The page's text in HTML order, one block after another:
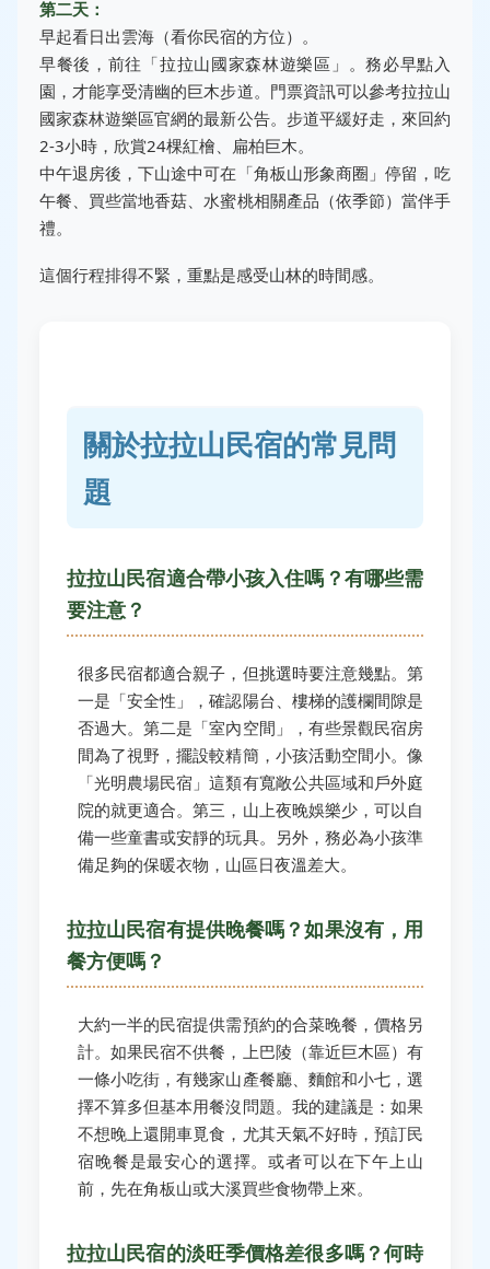
第二天：
早起看日出雲海（看你民宿的方位）。
早餐後，前往「拉拉山國家森林遊樂區」。務必早點入
園，才能享受清幽的巨木步道。門票資訊可以參考拉拉山
國家森林遊樂區官網的最新公告。步道平緩好走，來回約
2-3小時，欣賞24棵紅檜、扁柏巨木。
中午退房後，下山途中可在「角板山形象商圈」停留，吃
午餐、買些當地香菇、水蜜桃相關產品（依季節）當伴手
禮。
這個行程排得不緊，重點是感受山林的時間感。
關於拉拉山民宿的常見問
題
拉拉山民宿適合帶小孩入住嗎？有哪些需
要注意？
很多民宿都適合親子，但挑選時要注意幾點。第
一是「安全性」，確認陽台、樓梯的護欄間隙是
否過大。第二是「室內空間」，有些景觀民宿房
間為了視野，擺設較精簡，小孩活動空間小。像
「光明農場民宿」這類有寬敞公共區域和戶外庭
院的就更適合。第三，山上夜晚娛樂少，可以自
備一些童書或安靜的玩具。另外，務必為小孩準
備足夠的保暖衣物，山區日夜溫差大。
拉拉山民宿有提供晚餐嗎？如果沒有，用
餐方便嗎？
大約一半的民宿提供需預約的合菜晚餐，價格另
計。如果民宿不供餐，上巴陵（靠近巨木區）有
一條小吃街，有幾家山產餐廳、麵館和小七，選
擇不算多但基本用餐沒問題。我的建議是：如果
不想晚上還開車覓食，尤其天氣不好時，預訂民
宿晚餐是最安心的選擇。或者可以在下午上山
前，先在角板山或大溪買些食物帶上來。
拉拉山民宿的淡旺季價格差很多嗎？何時